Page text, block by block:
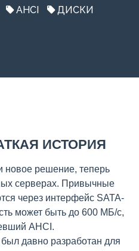
AHCI ДИСКИ
ИСТОРИЯ
новое решение, теперь
серверах. Привычные
через интерфейс SATA-
может быть до 600 МБ/с,
AHCI.
давно разработан для